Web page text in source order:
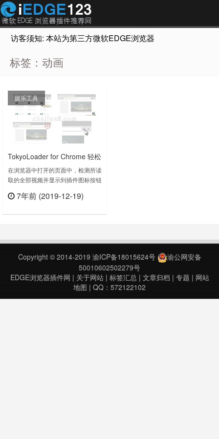
访客须知: 本站为第三方微软EDGE浏览器插件推荐网站，
标签：动画
娱乐工具
TokyoLoader for Chrome 轻松
下载网页视频文件
在浏览器中打开的页面中，检测所读
取的全部视频并显示到插件图标按钮
的视频文件，如果有必要的话请变更
7年前 (2019-12-19)
Copyright © 2014-2019 渝ICP备18015624号
渝公网安备
50010602502279号
EDGE浏览器插件网 | 关于网站| 标签汇总| 文章归档 | 专题 | 网站
地图 | QQ：572122102